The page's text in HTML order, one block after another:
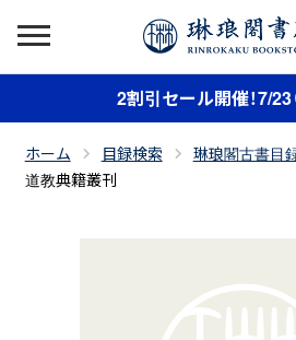
2割引セール開催！7/23
ホーム 目録検索 琳琅閣古書目
道教典籍叢刊